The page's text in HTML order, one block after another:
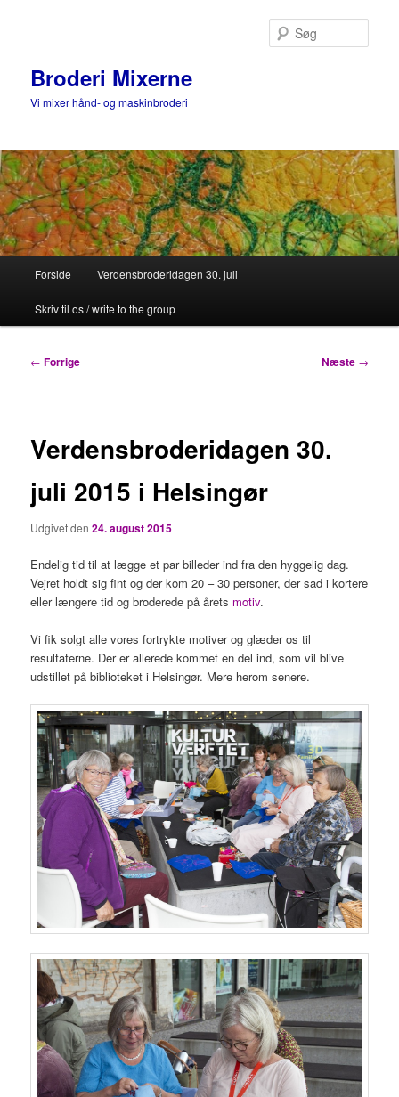
Broderi Mixerne
Vi mixer hånd- og maskinbroderi
Forside Verdensbroderidagen 30. juli
Skriv til os / write to the group
Indlægsnavigation
← Forrige Næste →
Verdensbroderidagen 30.
juli 2015 i Helsingør
Udgivet den24. august 2015
Endelig tid til at lægge et par billeder ind fra den hyggelig dag.
Vejret holdt sig fint og der kom 20 – 30 personer, der sad i kortere
eller længere tid og broderede på årets motiv.
Vi fik solgt alle vores fortrykte motiver og glæder os til
resultaterne. Der er allerede kommet en del ind, som vil blive
udstillet på biblioteket i Helsingør. Mere herom senere.